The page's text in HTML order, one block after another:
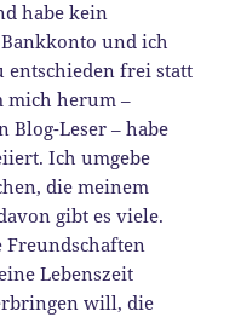
habe kein
und ich
entschieden frei statt
mich herum –
Blog-Leser – habe
Ich umgebe
die meinem
gibt es viele.
Lebenszeit
will, die